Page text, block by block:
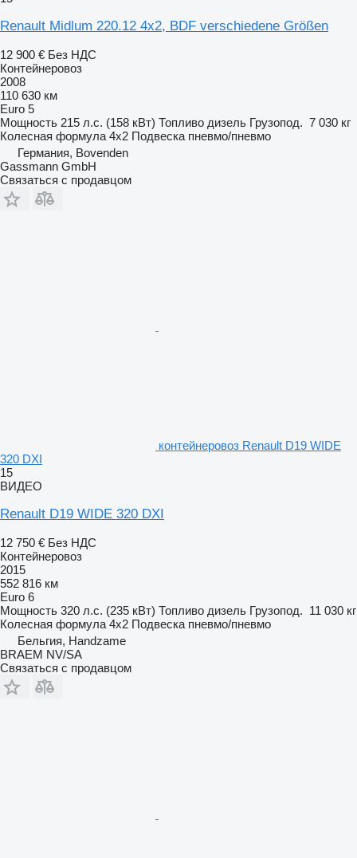
Renault Midlum 220.12 4x2, BDF verschiedene Größen
12 900 € Без НДС
Контейнеровоз
2008
110 630 км
Euro 5
Мощность 215 л.с. (158 кВт) Топливо дизель Грузопод. 7 030 кг
Колесная формула 4x2 Подвеска пневмо/пневмо
Германия, Bovenden
Gassmann GmbH
Связаться с продавцом
контейнеровоз Renault D19 WIDE
320 DXI
15
ВИДЕО
Renault D19 WIDE 320 DXI
12 750 € Без НДС
Контейнеровоз
2015
552 816 км
Euro 6
Мощность 320 л.с. (235 кВт) Топливо дизель Грузопод. 11 030 кг
Колесная формула 4x2 Подвеска пневмо/пневмо
Бельгия, Handzame
BRAEM NV/SA
Связаться с продавцом